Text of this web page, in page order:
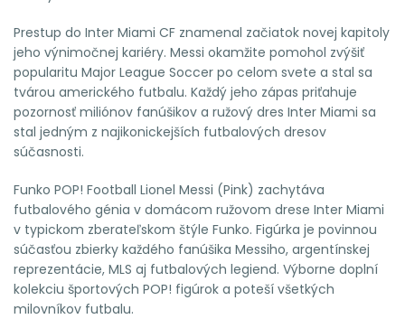
Prestup do Inter Miami CF znamenal začiatok novej kapitoly
jeho výnimočnej kariéry. Messi okamžite pomohol zvýšiť
popularitu Major League Soccer po celom svete a stal sa
tvárou amerického futbalu. Každý jeho zápas priťahuje
pozornosť miliónov fanúšikov a ružový dres Inter Miami sa
stal jedným z najikonickejších futbalových dresov
súčasnosti.
Funko POP! Football Lionel Messi (Pink) zachytáva
futbalového génia v domácom ružovom drese Inter Miami
v typickom zberateľskom štýle Funko. Figúrka je povinnou
súčasťou zbierky každého fanúšika Messiho, argentínskej
reprezentácie, MLS aj futbalových legiend. Výborne doplní
kolekciu športových POP! figúrok a poteší všetkých
milovníkov futbalu.